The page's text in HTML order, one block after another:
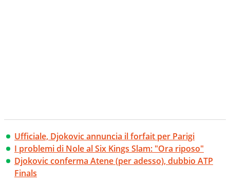
Ufficiale, Djokovic annuncia il forfait per Parigi
I problemi di Nole al Six Kings Slam: "Ora riposo"
Djokovic conferma Atene (per adesso), dubbio ATP
Finals